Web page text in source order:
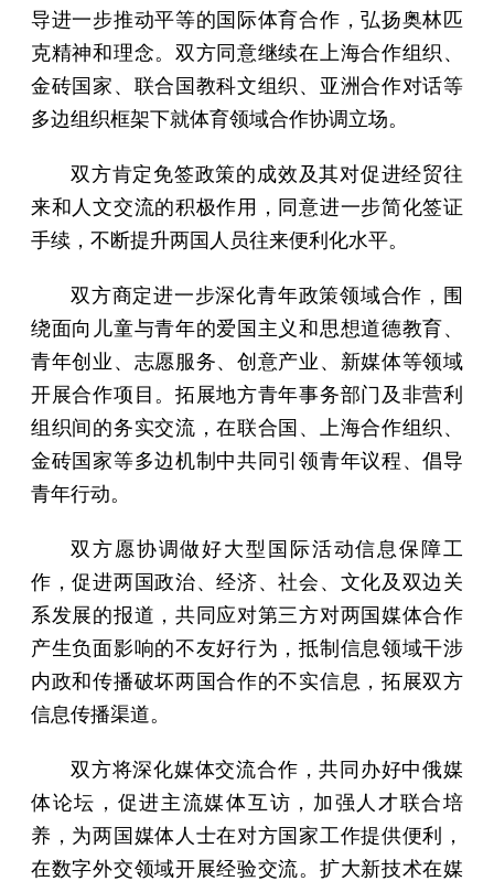
导进一步推动平等的国际体育合作，弘扬奥林匹
克精神和理念。双方同意继续在上海合作组织、
金砖国家、联合国教科文组织、亚洲合作对话等
多边组织框架下就体育领域合作协调立场。
双方肯定免签政策的成效及其对促进经贸往
来和人文交流的积极作用，同意进一步简化签证
手续，不断提升两国人员往来便利化水平。
双方商定进一步深化青年政策领域合作，围
绕面向儿童与青年的爱国主义和思想道德教育、
青年创业、志愿服务、创意产业、新媒体等领域
开展合作项目。拓展地方青年事务部门及非营利
组织间的务实交流，在联合国、上海合作组织、
金砖国家等多边机制中共同引领青年议程、倡导
青年行动。
双方愿协调做好大型国际活动信息保障工
作，促进两国政治、经济、社会、文化及双边关
系发展的报道，共同应对第三方对两国媒体合作
产生负面影响的不友好行为，抵制信息领域干涉
内政和传播破坏两国合作的不实信息，拓展双方
信息传播渠道。
双方将深化媒体交流合作，共同办好中俄媒
体论坛，促进主流媒体互访，加强人才联合培
养，为两国媒体人士在对方国家工作提供便利，
在数字外交领域开展经验交流。扩大新技术在媒